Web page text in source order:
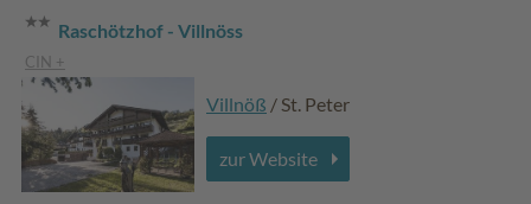
Raschötzhof - Villnöss
CIN +
Villnöß / St. Peter
zur Website